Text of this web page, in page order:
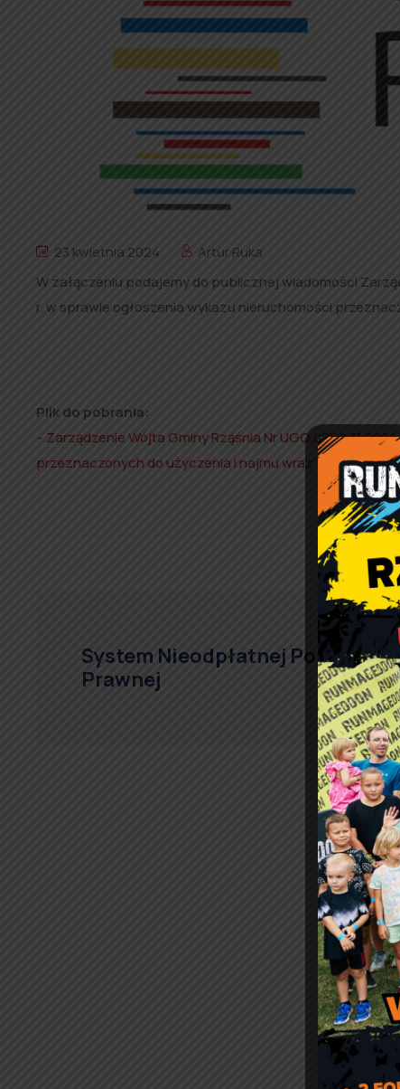
23 kwietnia 2024
Artur Ruka
W załączeniu podajemy do publicznej wiadomości
r. w sprawie ogłoszenia wykazu nieruchomości
Plik do pobrania:
– Zarządzenie Wójta Gminy Rząśnia Nr
przeznaczonych do użyczenia i najmu wraz z
System Nieodpłatnej Pomocy
Prawnej